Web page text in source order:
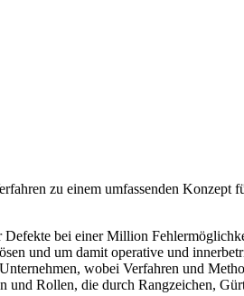
zu einem umfassenden
bei einer Million
und um damit operative und
wobei Verfahren und
und Rollen, die durch Rangzeichen,